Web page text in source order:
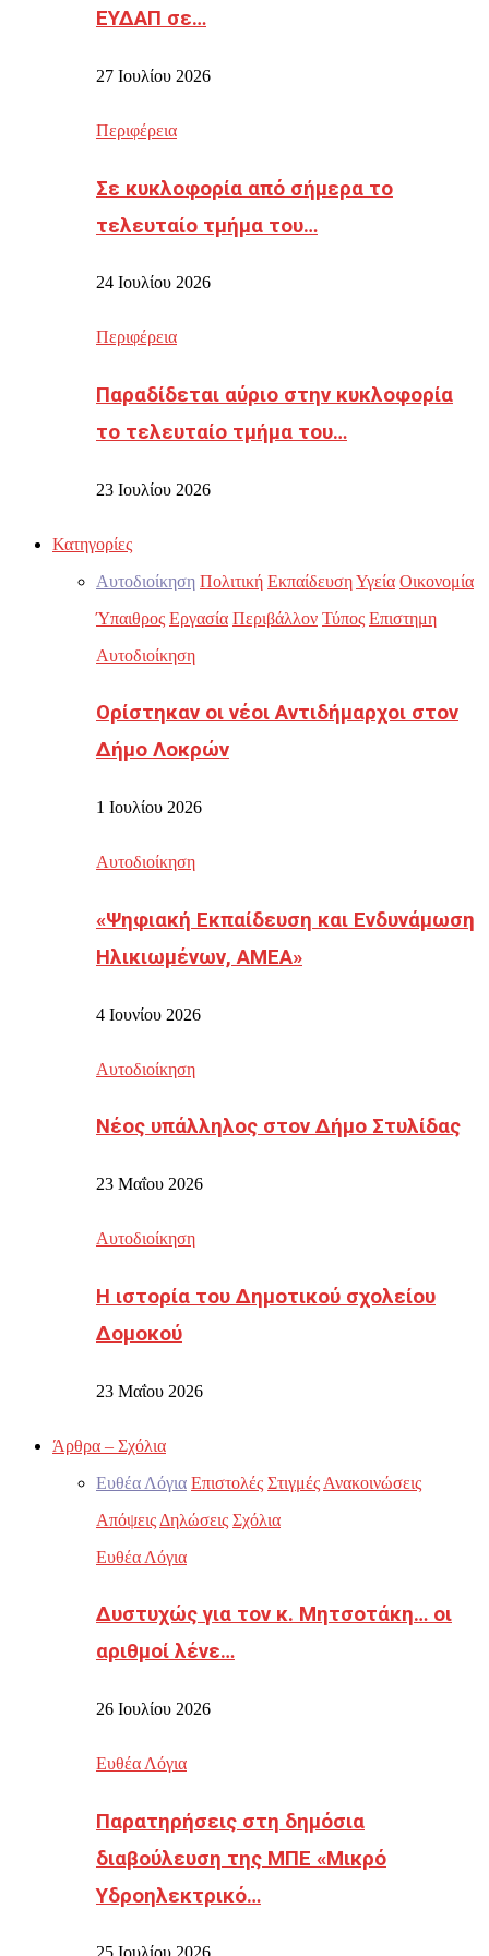
ΕΥΔΑΠ σε…
27 Ιουλίου 2026
Περιφέρεια
Σε κυκλοφορία από σήμερα το
τελευταίο τμήμα του…
24 Ιουλίου 2026
Περιφέρεια
Παραδίδεται αύριο στην κυκλοφορία
το τελευταίο τμήμα του…
23 Ιουλίου 2026
Κατηγορίες
Αυτοδιοίκηση Πολιτική ΕκπαίδευσηΥγεία Οικονομία
Ύπαιθρος Εργασία Περιβάλλον Τύπος Επιστημη
Αυτοδιοίκηση
Ορίστηκαν οι νέοι Αντιδήμαρχοι στον
Δήμο Λοκρών
1 Ιουλίου 2026
Αυτοδιοίκηση
«Ψηφιακή Εκπαίδευση και Ενδυνάμωση
Ηλικιωμένων, ΑΜΕΑ»
4 Ιουνίου 2026
Αυτοδιοίκηση
Νέος υπάλληλος στον Δήμο Στυλίδας
23 Μαΐου 2026
Αυτοδιοίκηση
Η ιστορία του Δημοτικού σχολείου
Δομοκού
23 Μαΐου 2026
Άρθρα – Σχόλια
Ευθέα Λόγια Επιστολές Στιγμές Ανακοινώσεις
Απόψεις Δηλώσεις Σχόλια
Ευθέα Λόγια
Δυστυχώς για τον κ. Μητσοτάκη… οι
αριθμοί λένε…
26 Ιουλίου 2026
Ευθέα Λόγια
Παρατηρήσεις στη δημόσια
διαβούλευση της ΜΠΕ «Μικρό
Υδροηλεκτρικό…